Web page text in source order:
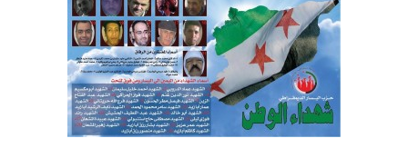
مناضل بحجم الوطن …منصور الاتاسي .
ما زلت خالدا في قلوبنا